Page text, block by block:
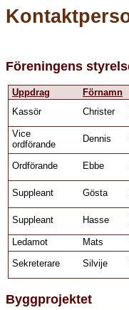
Föreningens
Uppdrag Förnamn
Kassör
Christer
Vice
ordförande
Dennis
Ordförande
Ebbe
Suppleant Gösta
Suppleant
Hasse
Ledamot
Mats
Sekreterare
Silvije
Byggprojektet